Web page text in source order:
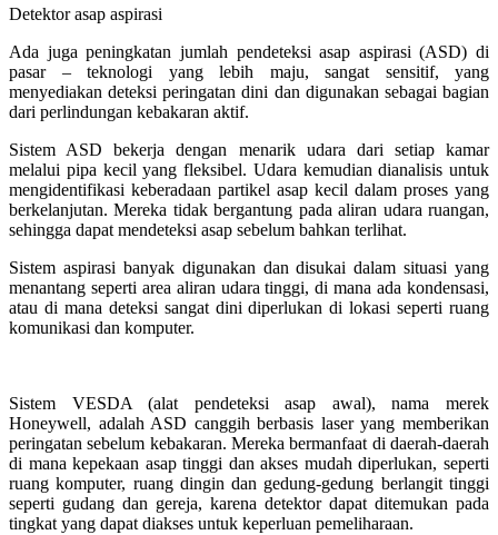
Detektor asap aspirasi
Ada juga peningkatan jumlah pendeteksi asap aspirasi (ASD) di
pasar – teknologi yang lebih maju, sangat sensitif, yang
menyediakan deteksi peringatan dini dan digunakan sebagai bagian
dari perlindungan kebakaran aktif.
Sistem ASD bekerja dengan menarik udara dari setiap kamar
melalui pipa kecil yang fleksibel. Udara kemudian dianalisis untuk
mengidentifikasi keberadaan partikel asap kecil dalam proses yang
berkelanjutan. Mereka tidak bergantung pada aliran udara ruangan,
sehingga dapat mendeteksi asap sebelum bahkan terlihat.
Sistem aspirasi banyak digunakan dan disukai dalam situasi yang
menantang seperti area aliran udara tinggi, di mana ada kondensasi,
atau di mana deteksi sangat dini diperlukan di lokasi seperti ruang
komunikasi dan komputer.
Sistem VESDA (alat pendeteksi asap awal), nama merek
Honeywell, adalah ASD canggih berbasis laser yang memberikan
peringatan sebelum kebakaran. Mereka bermanfaat di daerah-daerah
di mana kepekaan asap tinggi dan akses mudah diperlukan, seperti
ruang komputer, ruang dingin dan gedung-gedung berlangit tinggi
seperti gudang dan gereja, karena detektor dapat ditemukan pada
tingkat yang dapat diakses untuk keperluan pemeliharaan.